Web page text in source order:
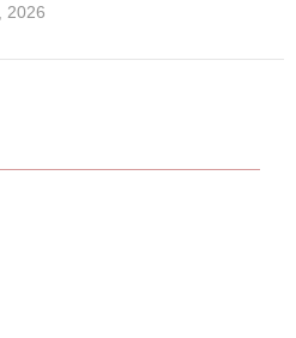
2026